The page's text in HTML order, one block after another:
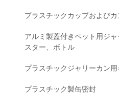
プラスチックカップおよびカ
アルミ製蓋付きペット用ジ
スター、ボトル
プラスチックジャリーカン
プラスチック製缶密封